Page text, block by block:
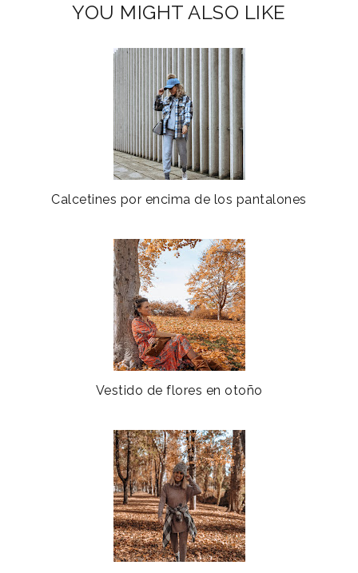
YOU MIGHT ALSO LIKE
Calcetines por encima de los pantalones
Vestido de flores en otoño